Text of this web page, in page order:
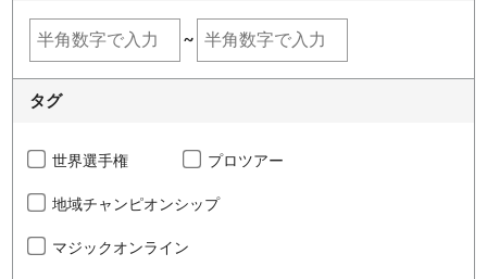
~
タグ
世界選手権 プロツアー
地域チャンピオンシップ
マジックオンライン